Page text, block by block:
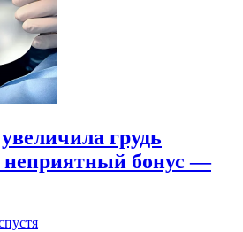
грудь
неприятный бонус —